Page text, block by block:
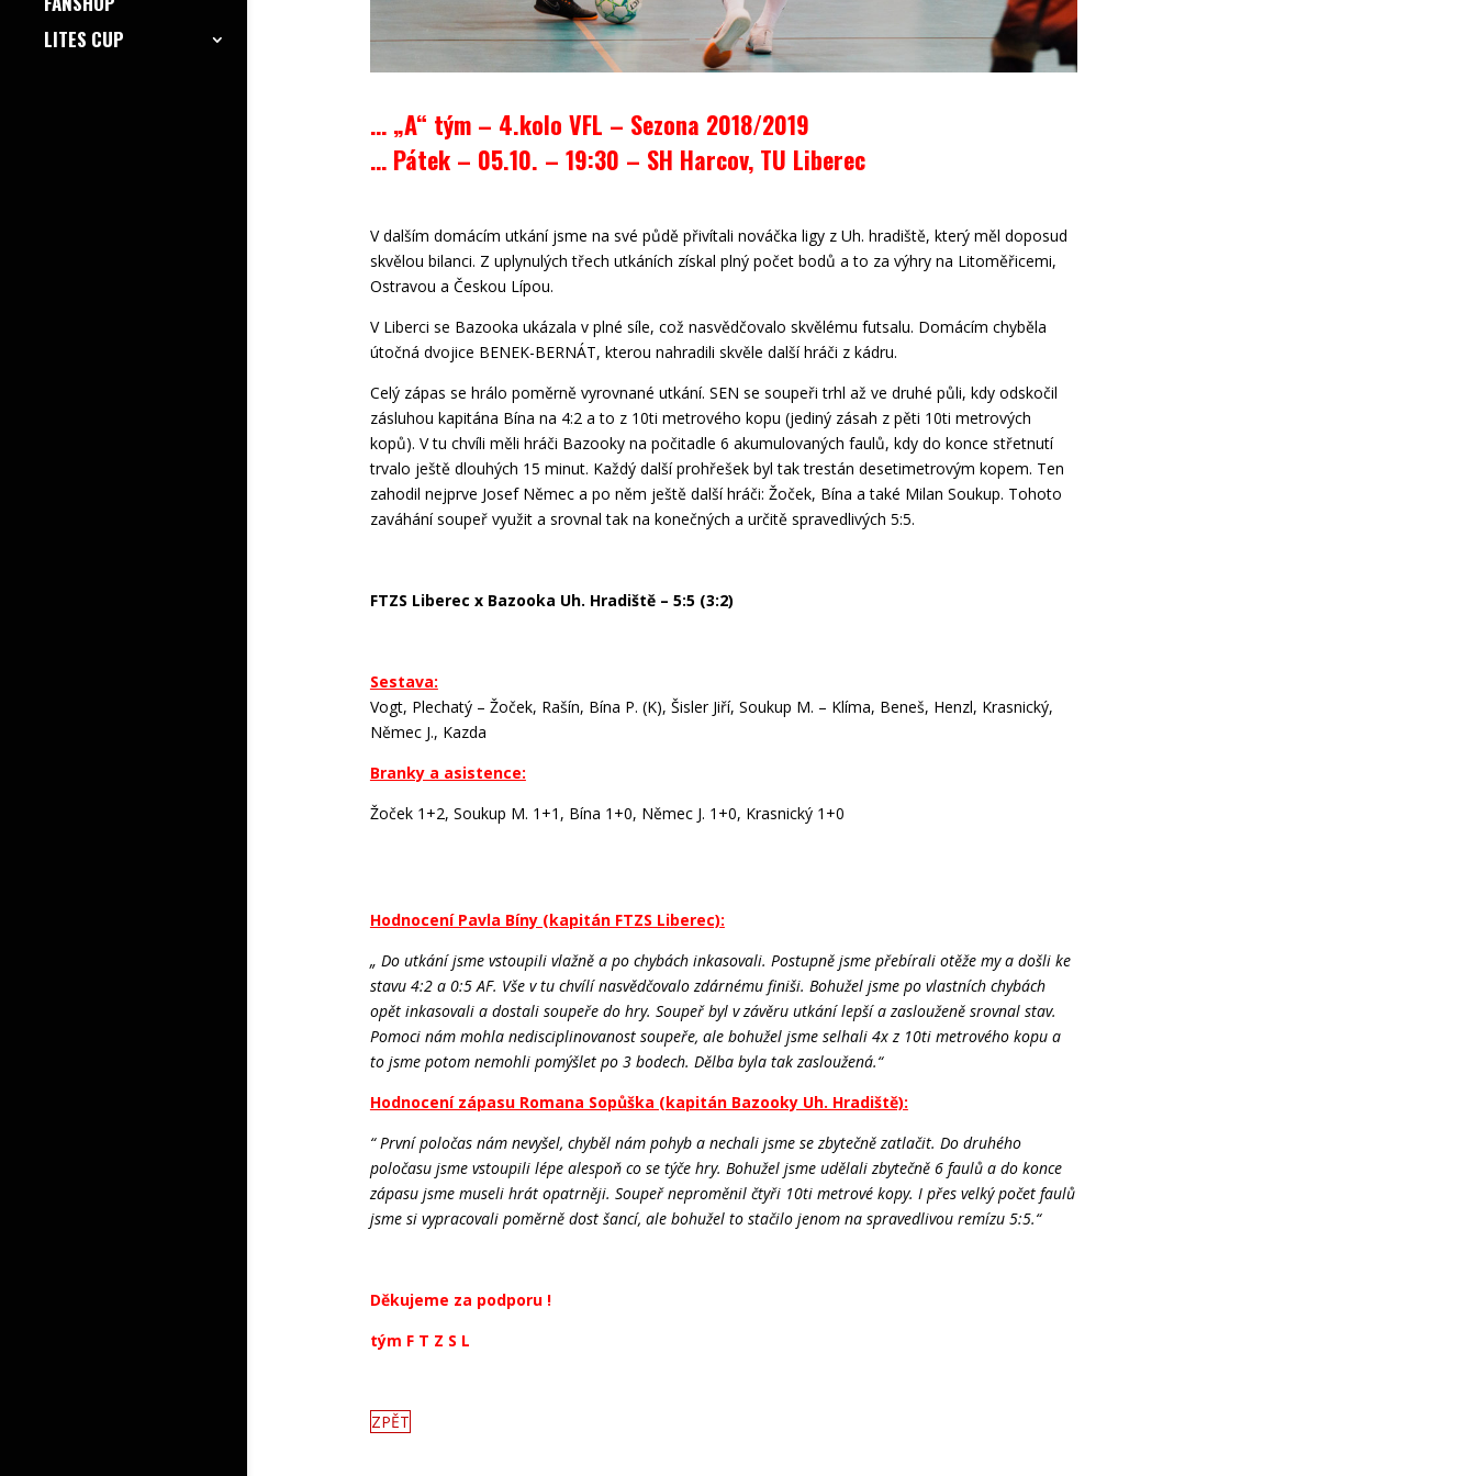
LITES CUP
… „A“ tým – 4.kolo VFL – Sezona 2018/2019
… Pátek – 05.10. – 19:30 – SH Harcov, TU Liberec
V dalším domácím utkání jsme na své půdě přivítali nováčka ligy z Uh. hradiště, který měl doposud
skvělou bilanci. Z uplynulých třech utkáních získal plný počet bodů a to za výhry na Litoměřicemi,
Ostravou a Českou Lípou.
V Liberci se Bazooka ukázala v plné síle, což nasvědčovalo skvělému futsalu. Domácím chyběla
útočná dvojice BENEK-BERNÁT, kterou nahradili skvěle další hráči z kádru.
Celý zápas se hrálo poměrně vyrovnané utkání. SEN se soupeři trhl až ve druhé půli, kdy odskočil
zásluhou kapitána Bína na 4:2 a to z 10ti metrového kopu (jediný zásah z pěti 10ti metrových
kopů). V tu chvíli měli hráči Bazooky na počitadle 6 akumulovaných faulů, kdy do konce střetnutí
trvalo ještě dlouhých 15 minut. Každý další prohřešek byl tak trestán desetimetrovým kopem. Ten
zahodil nejprve Josef Němec a po něm ještě další hráči: Žoček, Bína a také Milan Soukup. Tohoto
zaváhání soupeř využit a srovnal tak na konečných a určitě spravedlivých 5:5.
FTZS Liberec x Bazooka Uh. Hradiště – 5:5 (3:2)
Sestava:
Vogt, Plechatý – Žoček, Rašín, Bína P. (K), Šisler Jiří, Soukup M. – Klíma, Beneš, Henzl, Krasnický,
Němec J., Kazda
Branky a asistence:
Žoček 1+2, Soukup M. 1+1, Bína 1+0, Němec J. 1+0, Krasnický 1+0
Hodnocení Pavla Bíny (kapitán FTZS Liberec):
„ Do utkání jsme vstoupili vlažně a po chybách inkasovali. Postupně jsme přebírali otěže my a došli ke
stavu 4:2 a 0:5 AF. Vše v tu chvílí nasvědčovalo zdárnému finiši. Bohužel jsme po vlastních chybách
opět inkasovali a dostali soupeře do hry. Soupeř byl v závěru utkání lepší a zaslouženě srovnal stav.
Pomoci nám mohla nedisciplinovanost soupeře, ale bohužel jsme selhali 4x z 10ti metrového kopu a
to jsme potom nemohli pomýšlet po 3 bodech. Dělba byla tak zasloužená.“
Hodnocení zápasu Romana Sopůška (kapitán Bazooky Uh. Hradiště):
“ První poločas nám nevyšel, chyběl nám pohyb a nechali jsme se zbytečně zatlačit. Do druhého
poločasu jsme vstoupili lépe alespoň co se týče hry. Bohužel jsme udělali zbytečně 6 faulů a do konce
zápasu jsme museli hrát opatrněji. Soupeř neproměnil čtyři 10ti metrové kopy. I přes velký počet faulů
jsme si vypracovali poměrně dost šancí, ale bohužel to stačilo jenom na spravedlivou remízu 5:5.“
Děkujeme za podporu !
tým F T Z S L
ZPĚT